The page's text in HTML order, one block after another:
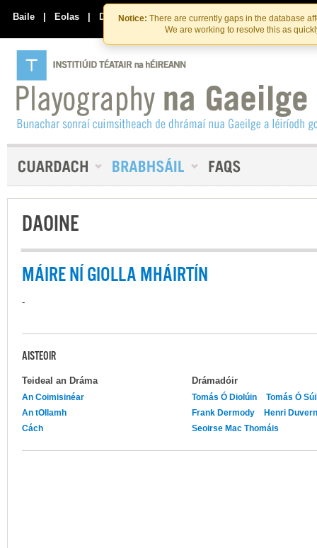
Skip
to
the
content
Skip
to
content
Notice: There are currently gaps in the database
We are working to resolve this as
Baile | Eolas | Déan Teagmháil Linn
DAOINE
MÁIRE NÍ GIOLLA MHÁIRTÍN
-
AISTEOIR
Teideal an Dráma Drámadóir
An Coimisinéar Tomás Ó Diolúin
Tomás Ó
An tOllamh
Frank Dermody
Henri
Cách
Seoirse Mac Thomáis